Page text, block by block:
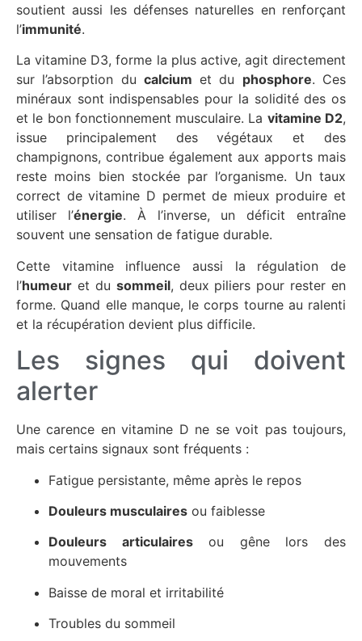
soutient aussi les défenses naturelles en renforçant
l’immunité.
La vitamine D3, forme la plus active, agit directement
sur l’absorption du calcium et du phosphore. Ces
minéraux sont indispensables pour la solidité des os
et le bon fonctionnement musculaire. La vitamine D2,
issue principalement des végétaux et des
champignons, contribue également aux apports mais
reste moins bien stockée par l’organisme. Un taux
correct de vitamine D permet de mieux produire et
utiliser l’énergie. À l’inverse, un déficit entraîne
souvent une sensation de fatigue durable.
Cette vitamine influence aussi la régulation de
l’humeur et du sommeil, deux piliers pour rester en
forme. Quand elle manque, le corps tourne au ralenti
et la récupération devient plus difficile.
Les signes qui doivent
alerter
Une carence en vitamine D ne se voit pas toujours,
mais certains signaux sont fréquents :
Fatigue persistante, même après le repos
Douleurs musculaires ou faiblesse
Douleurs articulairesou gêne lors des
mouvements
Baisse de moral et irritabilité
Troubles du sommeil